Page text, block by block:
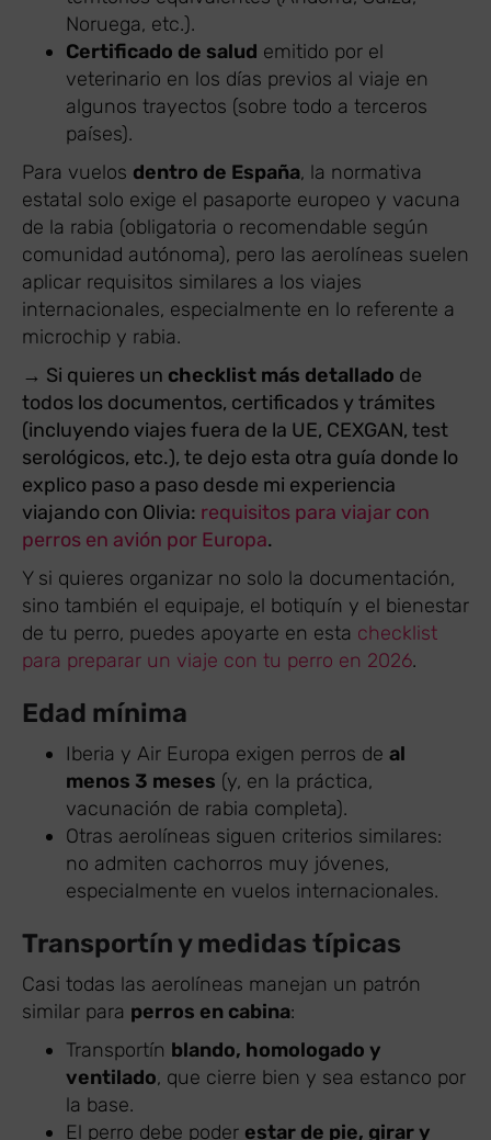
Noruega, etc.).
Certificado de salud emitido por el
veterinario en los días previos al viaje en
algunos trayectos (sobre todo a terceros
países).
Para vuelos dentro de España, la normativa
estatal solo exige el pasaporte europeo y vacuna
de la rabia (obligatoria o recomendable según
comunidad autónoma), pero las aerolíneas suelen
aplicar requisitos similares a los viajes
internacionales, especialmente en lo referente a
microchip y rabia.
→ Si quieres un checklist más detallado de
todos los documentos, certificados y trámites
(incluyendo viajes fuera de la UE, CEXGAN, test
serológicos, etc.), te dejo esta otra guía donde lo
explico paso a paso desde mi experiencia
viajando con Olivia: requisitos para viajar con
perros en avión por Europa.
Y si quieres organizar no solo la documentación,
sino también el equipaje, el botiquín y el bienestar
de tu perro, puedes apoyarte en esta checklist
para preparar un viaje con tu perro en 2026.
Edad mínima
Iberia y Air Europa exigen perros de al
menos 3 meses (y, en la práctica,
vacunación de rabia completa).
Otras aerolíneas siguen criterios similares:
no admiten cachorros muy jóvenes,
especialmente en vuelos internacionales.
Transportín y medidas típicas
Casi todas las aerolíneas manejan un patrón
similar para perros en cabina:
Transportín blando, homologado y
ventilado, que cierre bien y sea estanco por
la base.
El perro debe poder estar de pie, girar y